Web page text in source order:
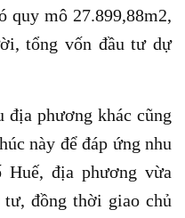
quy mô 27.899,88m2,
tổng vốn đầu tư dự
địa phương khác cũng
này để đáp ứng nhu
địa phương vừa
tư, đồng thời giao chủ